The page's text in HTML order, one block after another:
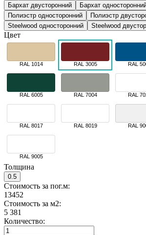
Бархат двусторонний
Бархат
Полиэстр односторонний
Полиэстр
Steelwood односторонний
Steelwood
Цвет
RAL 1014 RAL 3005 RAL
RAL 6005 RAL 7004 RAL
RAL 8017 RAL 8019 RAL
RAL 9005
Толщина
0.5
Стоимость за пог.м:
13452
Стоимость за м2:
5 381
Количество: